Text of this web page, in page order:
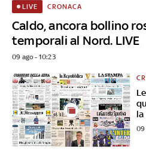
Caldo, ancora bollino
temporali al Nord. LIVE
LIVE CRONACA
09 ago - 10:23
la
09